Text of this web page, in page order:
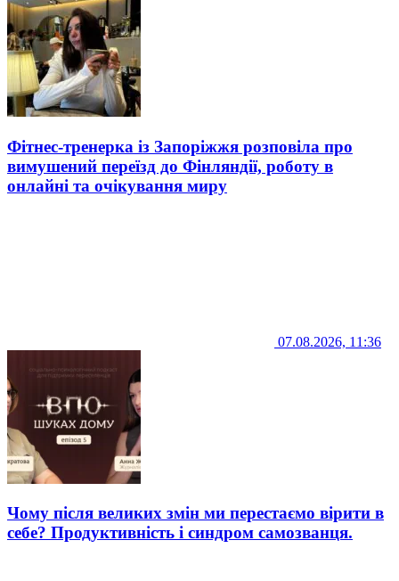
Фітнес-тренерка із Запоріжжя розповіла про
вимушений переїзд до Фінляндії, роботу в
онлайні та очікування миру
07.08.2026, 11:36
Чому після великих змін ми перестаємо вірити в
себе? Продуктивність і синдром самозванця.